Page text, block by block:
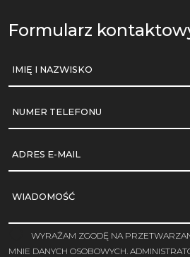
Formularz
IMIĘ I NAZWISKO
NUMER TELEFONU
ADRES E-MAIL
WIADOMOŚĆ
WYRAŻAM ZGODĘ NA
MNIE DANYCH OSOBOWYCH.